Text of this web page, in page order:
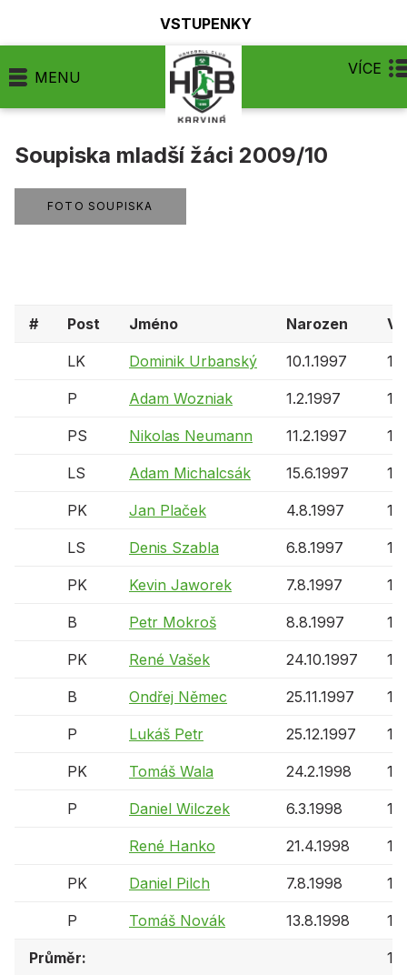
VSTUPENKY
MENU VÍCE
Soupiska mladší žáci 2009/10
FOTO SOUPISKA
# Post Jméno Narozen
LK Dominik Urbanský 10.1.1997 12
P Adam Wozniak 1.2.1997 12
PS Nikolas Neumann 11.2.1997 12
LS Adam Michalcsák 15.6.1997 12
PK Jan Plaček 4.8.1997 12
LS Denis Szabla 6.8.1997 12
PK Kevin Jaworek 7.8.1997 12
B Petr Mokroš 8.8.1997 12
PK René Vašek 24.10.1997 12
B Ondřej Němec 25.11.1997 12
P Lukáš Petr 25.12.1997 12
PK Tomáš Wala 24.2.1998 11
P Daniel Wilczek 6.3.1998 11
René Hanko 21.4.1998 11
PK Daniel Pilch 7.8.1998 11
P Tomáš Novák 13.8.1998 11
Průměr: 12